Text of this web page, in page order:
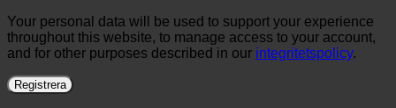
Your personal data will be used to support your experience
throughout this website, to manage access to your account,
and for other purposes described in our integritetspolicy.
Registrera